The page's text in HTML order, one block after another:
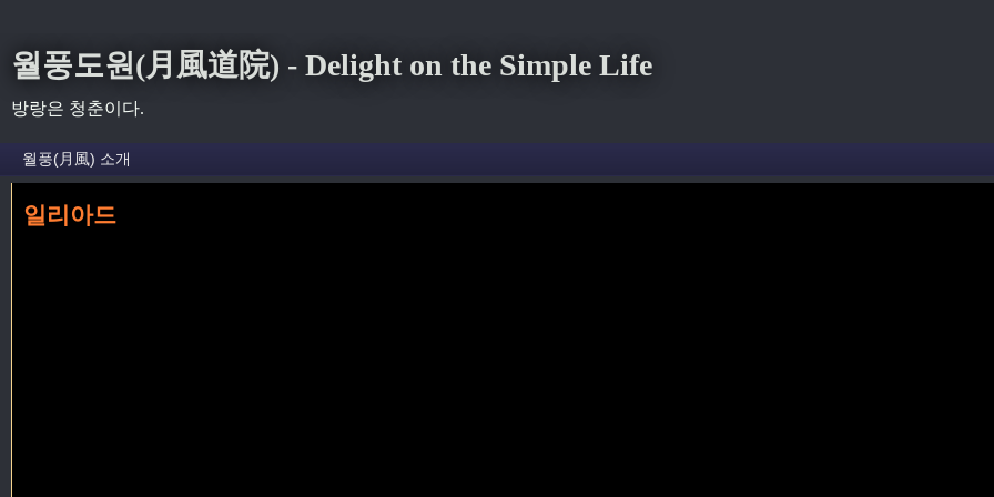
월풍도원(月風道院) - Delight on the Simple Life
방랑은 청춘이다.
홈»호메로스»일리아드
일리아드